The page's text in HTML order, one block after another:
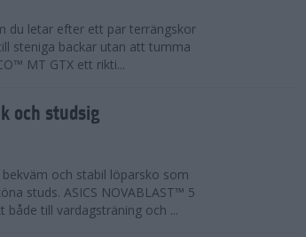
du letar efter ett par terrängskor
steniga backar utan att tumma
MT GTX ett rikti...
och studsig
bekväm och stabil löparsko som
studs. ASICS NOVABLAST™ 5
till vardagsträning och ...